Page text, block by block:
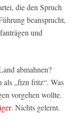
die den Spruch
beansprucht,
und
abmahnen?
„ftzn fritz“. Was
vorgehen wollte.
. Nichts gelernt.